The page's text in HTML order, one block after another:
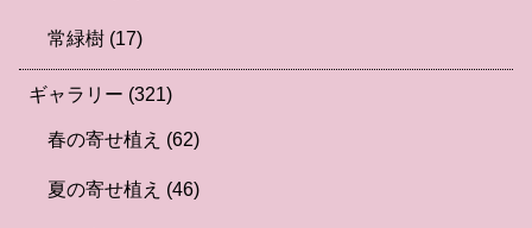
常緑樹 (17)
ギャラリー (321)
春の寄せ植え (62)
夏の寄せ植え (46)